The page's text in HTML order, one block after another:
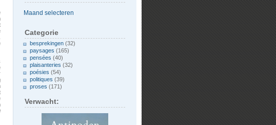
Categorie
besprekingen (32)
paysages (165)
pensées (40)
plaisanteries (32)
poésies (54)
politiques (39)
proses (171)
Verwacht: